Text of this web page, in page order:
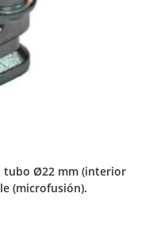
tubo Ø22 mm (interior
(microfusión).